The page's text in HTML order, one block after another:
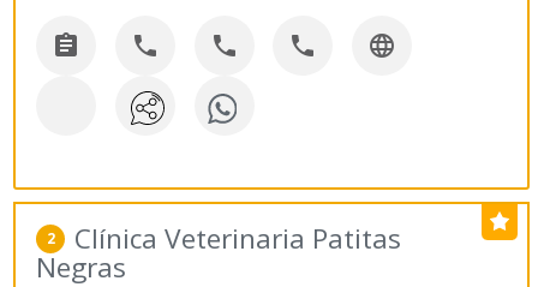
    
2 Clínica Veterinaria Patitas
Negras